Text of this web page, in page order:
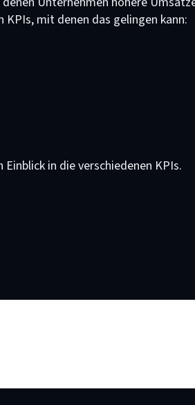
mit denen das gelingen kann:
in die verschiedenen KPIs.